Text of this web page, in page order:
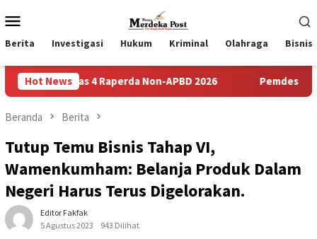
ke
kontenMobile
Berita Investigasi Hukum Kriminal Olahraga Bisnis
Hot News
4 Raperda Non-APBD 2026 Pemdes Bulusari Gelar
Beranda Berita
Tutup Temu Bisnis Tahap VI,
Wamenkumham: Belanja Produk Dalam
Negeri Harus Terus Digelorakan.
Editor Fakfak
5 Agustus 2023
943 Dilihat